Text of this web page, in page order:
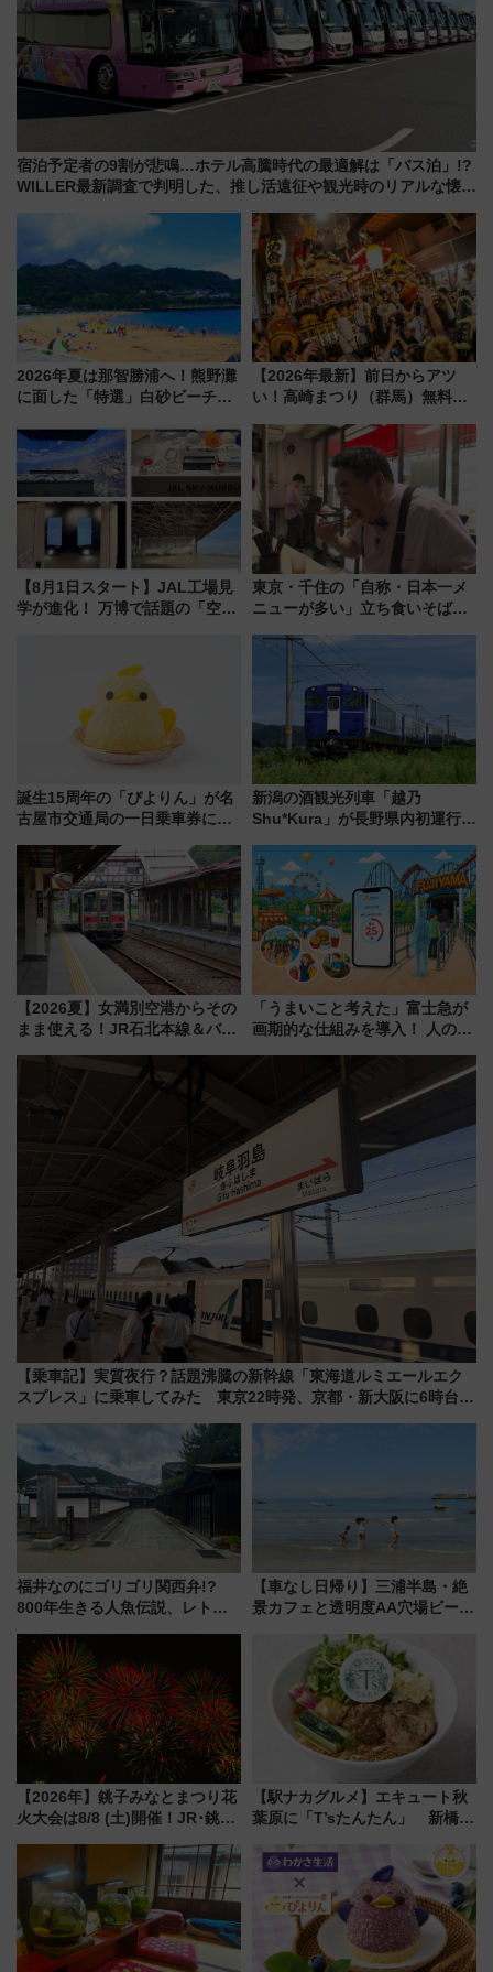
宿泊予定者の9割が悲鳴…ホテル高騰時代の最適解は「バス泊」!?
WILLER最新調査で判明した、推し活遠征や観光時のリアルな懐事
2026年夏は那智勝浦へ！熊野灘
に面した「特選」白砂ビーチは
会」は8月11日開催！
【2026年最新】前日からアツ
い！高崎まつり（群馬）無料観
しまで
【8月1日スタート】JAL工場見
学が進化！ 万博で話題の「空飛
東京・千住の「自称・日本一メ
ニューが多い」立ち食いそば屋
地のふらっと立ち食いそば』
7/27夜10時～放送
誕生15周年の「ぴよりん」が名
古屋市交通局の一日乗車券に！
定1万5000枚】
新潟の酒観光列車「越乃
Shu*Kura」が長野県内初運行！
別企画
【2026夏】女満別空港からその
まま使える！JR石北本線＆バス
ーパス」でおトクに道東観光
「うまいこと考えた」富士急が
画期的な仕組みを導入！ 人のか
【乗車記】実質夜行？話題沸騰の新幹線「東海道ルミエールエク
スプレス」に乗車してみた 東京22時発、京都・新大阪に6時台
福井なのにゴリゴリ関西弁!?
800年生きる人魚伝説、レトロ
屋カフェで非日常を！週末観光
に最適な小浜の歩き方
【車なし日帰り】三浦半島・絶
景カフェと透明度AA穴場ビーチ
用してストレスフリー旅へ行こ
【2026年】銚子みなとまつり花
火大会は8/8 (土)開催！JR･銚子
報、利根川に咲く8,000発の大迫
力＆屋台を満喫
【駅ナカグルメ】エキュート秋
葉原に「T’sたんたん」 新橋に
饅」、オムライス専門店「肉と
たまご」新グルメ続々登場！
【2026年8月】